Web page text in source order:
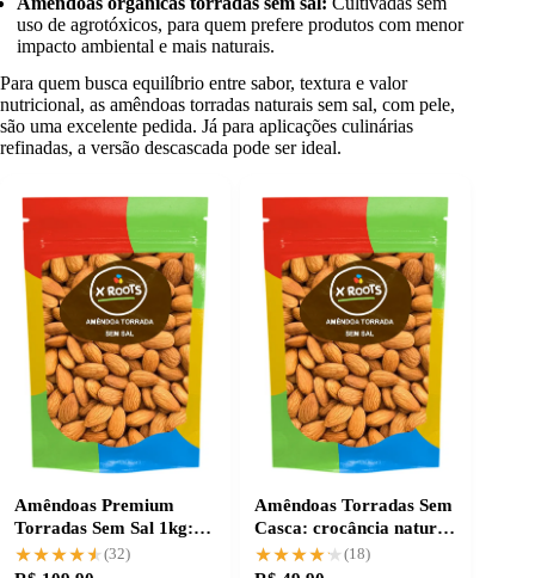
uso de agrotóxicos, para quem prefere produtos com menor
impacto ambiental e mais naturais.
Para quem busca equilíbrio entre sabor, textura e valor
nutricional, as amêndoas torradas naturais sem sal, com pele,
são uma excelente pedida. Já para aplicações culinárias
refinadas, a versão descascada pode ser ideal.
Amêndoas Premium
Torradas Sem Sal 1kg:
Crocância e Pureza
★★★★★
★★★★★ (32)
Amêndoas Torradas Sem
Casca: crocância natural
e sem sal
★★★★★
★★★★★(18)